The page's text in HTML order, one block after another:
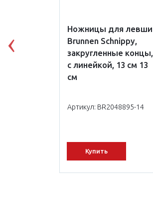
Ножницы для левши
Brunnen Schnippy,
закругленные концы,
с линейкой, 13 см 13
см
Артикул: BR2048895-14
Купить